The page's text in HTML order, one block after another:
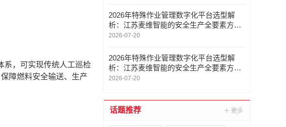
，可实现传统人工巡检
障燃料安全输送、生产
2026年特殊作业管理数字化平台选型解
析：江苏麦维智能的安全生产全要素方案
优势
2026-07-20
2026年特殊作业管理数字化平台选型解
析：江苏麦维智能的安全生产全要素方案
优势
2026-07-20
话题推荐